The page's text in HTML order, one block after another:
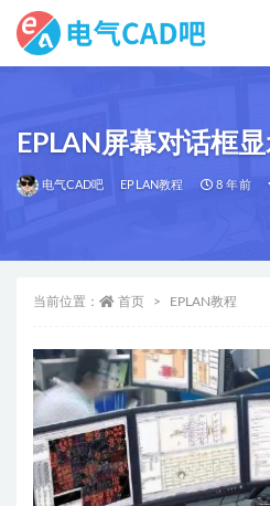
EPLAN屏幕对话框
电气CAD吧 EPLAN教程 8 年前
当前位置： 首页 EPLAN教程